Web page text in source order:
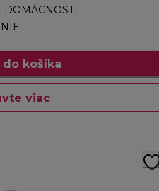
DOMÁCNOSTI
košíka
viac